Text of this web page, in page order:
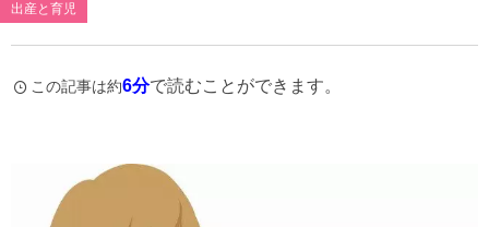
出産と育児
この記事は約6分で読むことができます。